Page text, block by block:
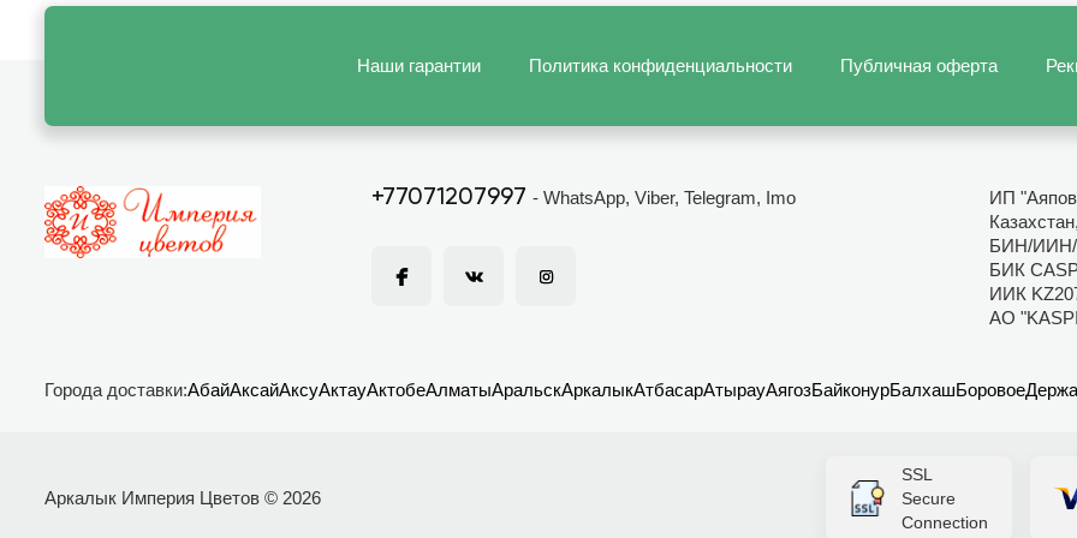
Наши гарантии Политика конфиденциальности Публичная оферта
+77071207997 - WhatsApp, Viber, Telegram, Imo
ИП
Казахстан,
БИН/ИИН/
БИК
ИИК
АО
Города доставки:АбайАксайАксуАктауАктобеАлматыАральскАркалыкАтбасарАтырауАягозБайконурБалхашБоровое
Аркалык Империя Цветов © 2026
SSL
Secure
Connection